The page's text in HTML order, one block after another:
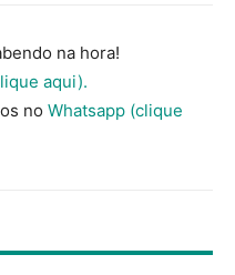
na hora!
aqui).
no Whatsapp (clique